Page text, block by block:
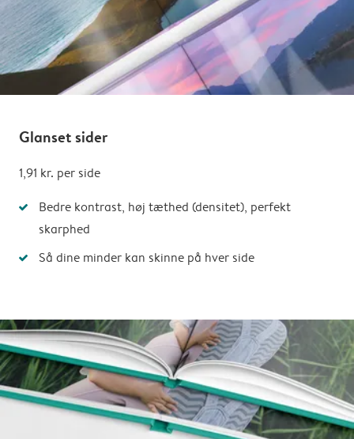
Glanset sider
1,91 kr. per side
Bedre kontrast, høj tæthed (densitet), perfekt
skarphed
Så dine minder kan skinne på hver side